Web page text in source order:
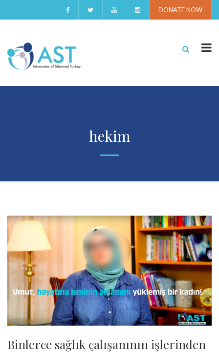
DONATE NOW
hekim
Binlerce sağlık çalışanının işlerinden